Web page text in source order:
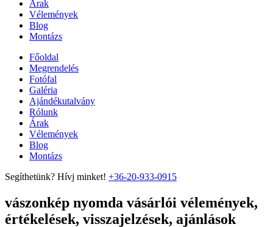
Árak
Vélemények
Blog
Montázs
Főoldal
Megrendelés
Fotófal
Galéria
Ajándékutalvány
Rólunk
Árak
Vélemények
Blog
Montázs
Segíthetünk? Hívj minket! +36-20-933-0915
vászonkép nyomda vásárlói vélemények,
értékelések, visszajelzések, ajánlások